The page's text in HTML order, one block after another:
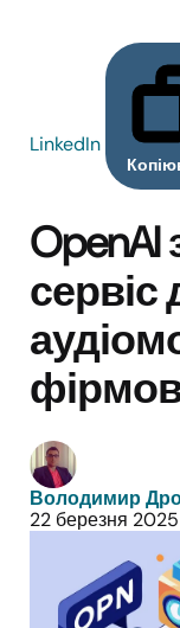
LinkedIn
сервіс
Володимир
22 березня 2025